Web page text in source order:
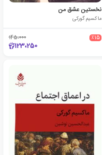
نخستین عشق من
ماکسیم گورکی
٪15 145،000
123،250